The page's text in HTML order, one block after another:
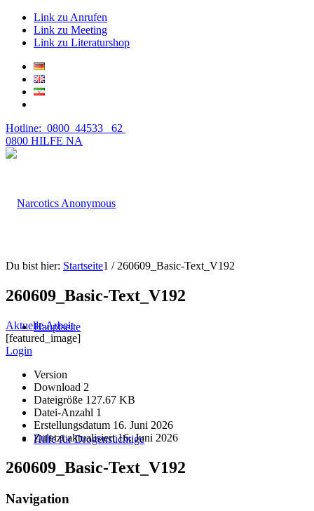
Link zu Anrufen
Link zu Meeting
Link zu Literaturshop
Hotline: 0800 44533 62
0800 HILFE NA
Hauptseite
Hilfe für Drogensüchtige
Du bist hier: Startseite1 / 260609_Basic-Text_V192
260609_Basic-Text_V192
Aktuelle Arbeit
[featured_image]
Login
Version
Download 2
Dateigröße 127.67 KB
Datei-Anzahl 1
Erstellungsdatum 16. Juni 2026
Zuletzt aktualisiert16. Juni 2026
260609_Basic-Text_V192
Navigation